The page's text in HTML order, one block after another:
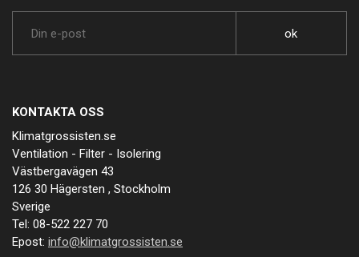
KONTAKTA OSS
Klimatgrossisten.se
Ventilation - Filter - Isolering
Västbergavägen 43
126 30 Hägersten , Stockholm
Sverige
Tel: 08-522 227 70
Epost: info@klimatgrossisten.se